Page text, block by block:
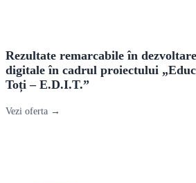
Rezultate remarcabile în
digitale în cadrul proiectului
Toți – E.D.I.T.”
Vezi oferta →